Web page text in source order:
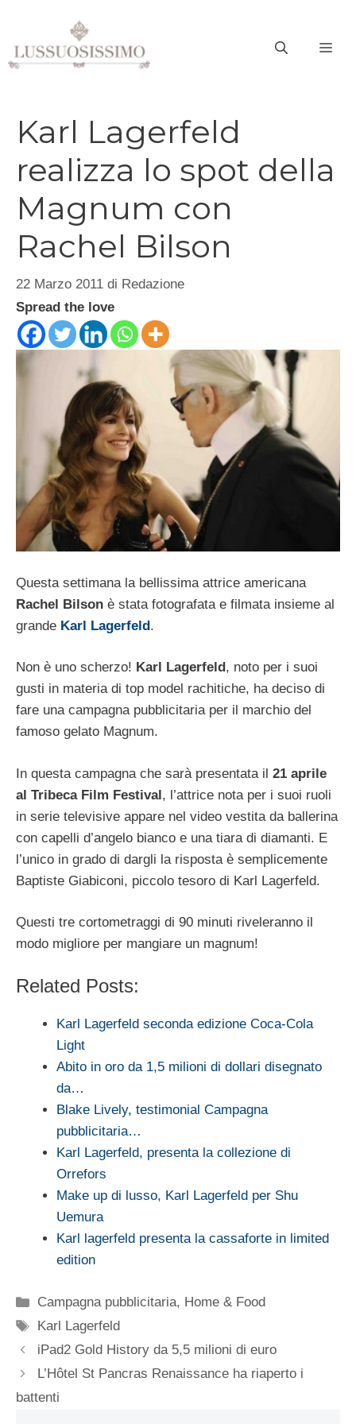
contenuto
Karl Lagerfeld
realizza lo spot della
Magnum con
Rachel Bilson
22 Marzo 2011 di Redazione
Spread the love
Questa settimana la bellissima attrice americana
Rachel Bilson è stata fotografata e filmata insieme al
grande Karl Lagerfeld.
Non è uno scherzo! Karl Lagerfeld , noto per i suoi
gusti in materia di top model rachitiche, ha deciso di
fare una campagna pubblicitaria per il marchio del
famoso gelato Magnum.
In questa campagna che sarà presentata il 21 aprile
al Tribeca Film Festival, l’attrice nota per i suoi ruoli
in serie televisive appare nel video vestita da ballerina
con capelli d’angelo bianco e una tiara di diamanti. E
l’unico in grado di dargli la risposta è semplicemente
Baptiste Giabiconi, piccolo tesoro di Karl Lagerfeld.
Questi tre cortometraggi di 90 minuti riveleranno il
modo migliore per mangiare un magnum!
Related Posts:
Karl Lagerfeld seconda edizione Coca-Cola
Light
Abito in oro da 1,5 milioni di dollari disegnato
da…
Blake Lively, testimonial Campagna
pubblicitaria…
Karl Lagerfeld, presenta la collezione di
Orrefors
Make up di lusso, Karl Lagerfeld per Shu
Uemura
Karl lagerfeld presenta la cassaforte in limited
edition
Categorie
Campagna pubblicitaria, Home & Food
Tag
Karl Lagerfeld
iPad2 Gold History da 5,5 milioni di euro
L’Hôtel St Pancras Renaissance ha riaperto i
battenti